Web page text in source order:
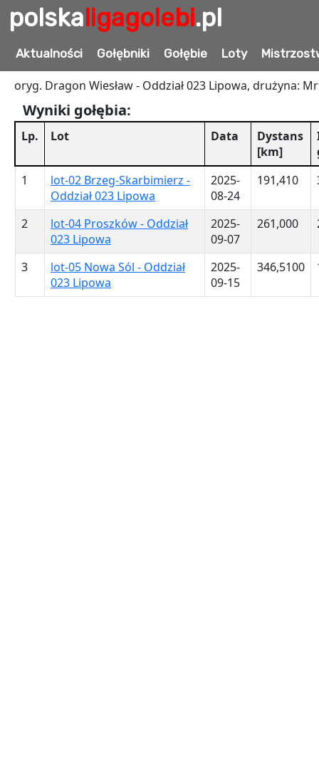
polskaligagolebi.pl
Aktualności Gołębniki Gołębie Loty
PL-023-25-1826
oryg. Dragon Wiesław - Oddział 023 Lipowa, drużyna:
Wyniki gołębia:
Lp. Lot Data
Dystans
[km]
1
lot-02 Brzeg-Skarbimierz -
Oddział 023 Lipowa
2025-
08-24
191,410
2
lot-04 Proszków - Oddział
023 Lipowa
2025-
09-07
261,000
3
lot-05 Nowa Sól - Oddział
023 Lipowa
2025-
09-15
346,5100